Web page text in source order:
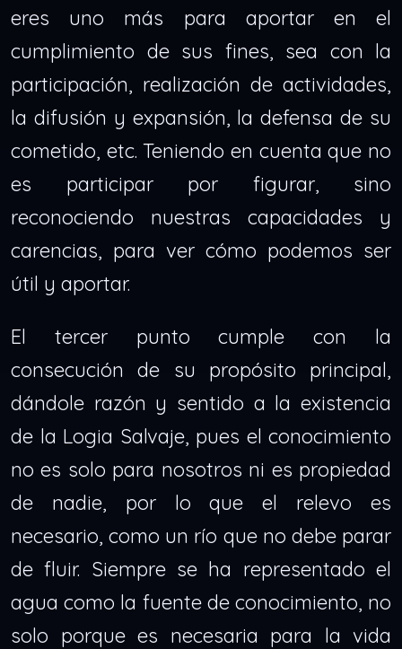
eres uno más para aportar en el
cumplimiento de sus fines, sea con la
participación, realización de actividades,
la difusión y expansión, la defensa de su
cometido, etc. Teniendo en cuenta que no
es participar por figurar, sino
reconociendo nuestras capacidades y
carencias, para ver cómo podemos ser
útil y aportar.
El tercer punto cumple con la
consecución de su propósito principal,
dándole razón y sentido a la existencia
de la Logia Salvaje, pues el conocimiento
no es solo para nosotros ni es propiedad
de nadie, por lo que el relevo es
necesario, como un río que no debe parar
de fluir. Siempre se ha representado el
agua como la fuente de conocimiento, no
solo porque es necesaria para la vida